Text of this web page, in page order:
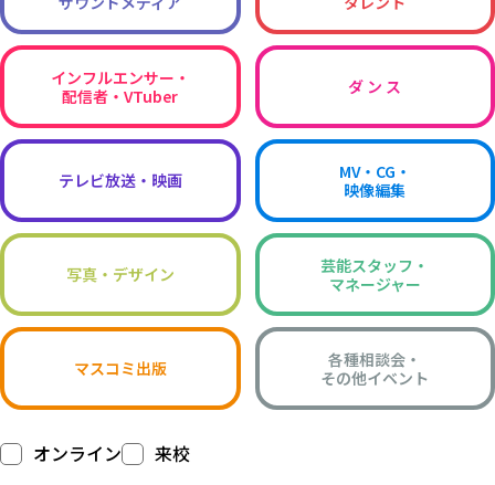
インフルエンサー・
配信者・VTuber
ダ ン ス
テレビ放送・映画
MV・CG・
映像編集
写真・デザイン
芸能スタッフ・
マネージャー
マスコミ出版
各種相談会・
その他イベント
オンライン 来校